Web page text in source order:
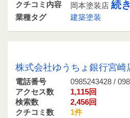
クチコミ内容
岡本塗装店 続
業種タグ 建築塗装
株式会社ゆうちょ銀行宮崎
電話番号
0985243428 /
アクセス数
1,115回
検索数
2,456回
クチコミ数
1件